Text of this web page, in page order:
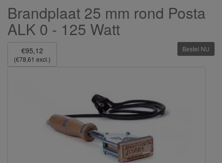
Brandplaat 25 mm rond Posta
ALK 0 - 125 Watt
€95,12
(€78,61 excl.)
Bestel NU